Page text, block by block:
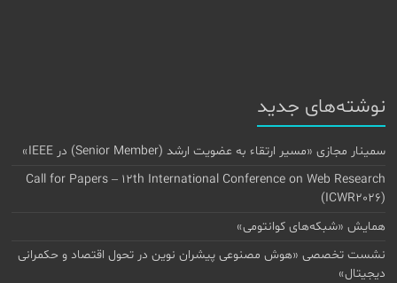
نوشته‌های جدید
سمینار مجازی «مسیر ارتقاء به عضویت ارشد (Senior Member) در IEEE»
Call for Papers – 12th International Conference on Web Research
(ICWR2026)
همایش «شبکه‌های کوانتومی»
نشست تخصصی «هوش مصنوعی پیشران نوین در تحول اقتصاد و حکمرانی
دیجیتال»